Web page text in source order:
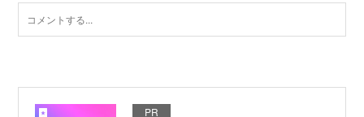
PR